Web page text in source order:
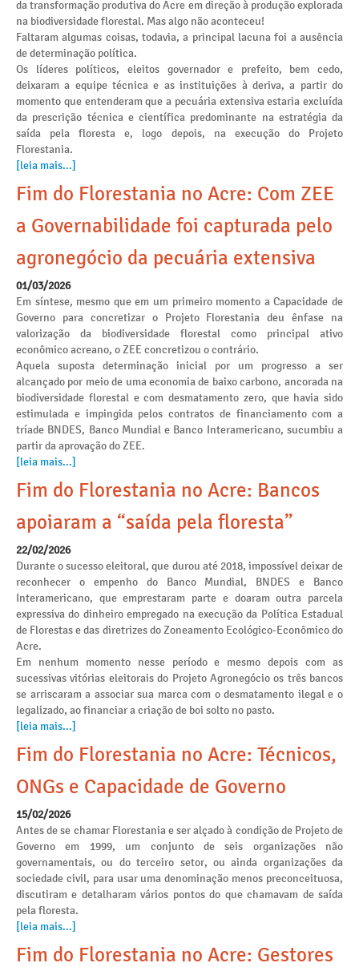
da transformação produtiva do Acre em direção à produção explorada
na biodiversidade florestal. Mas algo não aconteceu!
Faltaram algumas coisas, todavia, a principal lacuna foi a ausência
de determinação política.
Os líderes políticos, eleitos governador e prefeito, bem cedo,
deixaram a equipe técnica e as instituições à deriva, a partir do
momento que entenderam que a pecuária extensiva estaria excluída
da prescrição técnica e científica predominante na estratégia da
saída pela floresta e, logo depois, na execução do Projeto
Florestania.
[leia mais...]
Fim do Florestania no Acre: Com ZEE
a Governabilidade foi capturada pelo
agronegócio da pecuária extensiva
01/03/2026
Em síntese, mesmo que em um primeiro momento a Capacidade de
Governo para concretizar o Projeto Florestania deu ênfase na
valorização da biodiversidade florestal como principal ativo
econômico acreano, o ZEE concretizou o contrário.
Aquela suposta determinação inicial por um progresso a ser
alcançado por meio de uma economia de baixo carbono, ancorada na
biodiversidade florestal e com desmatamento zero, que havia sido
estimulada e impingida pelos contratos de financiamento com a
tríade BNDES, Banco Mundial e Banco Interamericano, sucumbiu a
partir da aprovação do ZEE.
[leia mais...]
Fim do Florestania no Acre: Bancos
apoiaram a “saída pela floresta”
22/02/2026
Durante o sucesso eleitoral, que durou até 2018, impossível deixar de
reconhecer o empenho do Banco Mundial, BNDES e Banco
Interamericano, que emprestaram parte e doaram outra parcela
expressiva do dinheiro empregado na execução da Política Estadual
de Florestas e das diretrizes do Zoneamento Ecológico-Econômico do
Acre.
Em nenhum momento nesse período e mesmo depois com as
sucessivas vitórias eleitorais do Projeto Agronegócio os três bancos
se arriscaram a associar sua marca com o desmatamento ilegal e o
legalizado, ao financiar a criação de boi solto no pasto.
[leia mais...]
Fim do Florestania no Acre: Técnicos,
ONGs e Capacidade de Governo
15/02/2026
Antes de se chamar Florestania e ser alçado à condição de Projeto de
Governo em 1999, um conjunto de seis organizações não
governamentais, ou do terceiro setor, ou ainda organizações da
sociedade civil, para usar uma denominação menos preconceituosa,
discutiram e detalharam vários pontos do que chamavam de saída
pela floresta.
[leia mais...]
Fim do Florestania no Acre: Gestores